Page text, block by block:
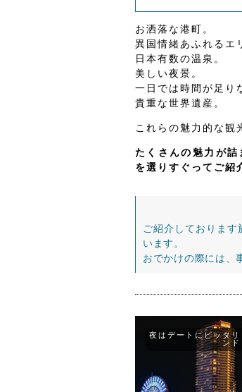
お洒落な港町。
異国情緒あふれるエ
日本有数の温泉。
美しい夜景。
一日では時間が足り
貴重な世界遺産。
これらの魅力的な観
たくさんの魅力が
を選りすぐってご紹
ご紹介しております
います。
おでかけの際には、
夜はデートにピッタリ
ンド